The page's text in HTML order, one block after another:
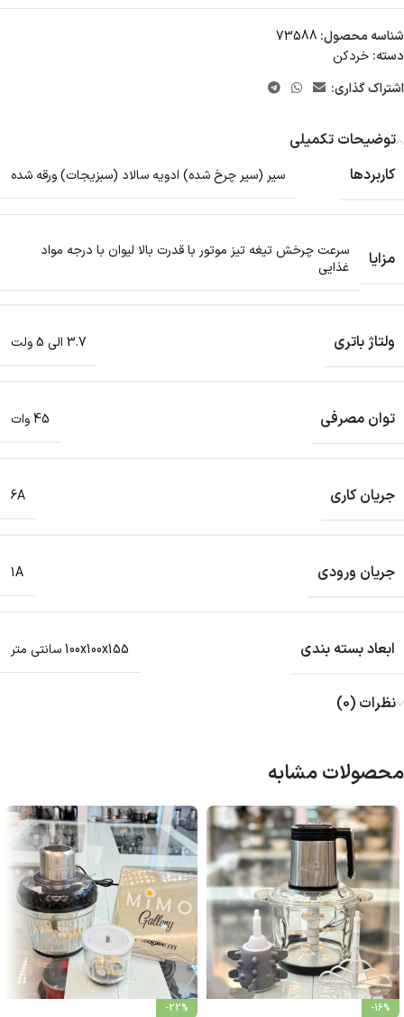
شناسه محصول: 73588
دسته: خردکن
اشتراک گذاری:
توضیحات تکمیلی
کاربردها
سیر (سیر چرخ شده) ادویه سالاد (سبزیجات) ورقه شده
مزایا
سرعت چرخش تیغه تیز موتور با قدرت بالا لیوان با درجه مواد
غذایی
ولتاژ باتری 3.7 الی 5 ولت
توان مصرفی 45 وات
جریان کاری 6A‏
جریان ورودی 1A‏
ابعاد بسته بندی
نظرات (0)
محصولات مشابه
-16%
-22%